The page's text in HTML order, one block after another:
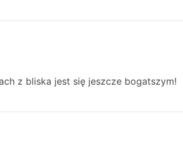
z bliska jest się jeszcze bogatszym!